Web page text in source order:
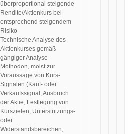
überproportional steigende
Rendite/Aktienkurs bei
entsprechend steigendem
Risiko
Technische Analyse des
Aktienkurses gemäß
gängiger Analyse-
Methoden, meist zur
Voraussage von Kurs-
Signalen (Kauf- oder
Verkaufssignal, Ausbruch
der Aktie, Festlegung von
Kurszielen, Unterstützungs-
oder
Widerstandsbereichen,